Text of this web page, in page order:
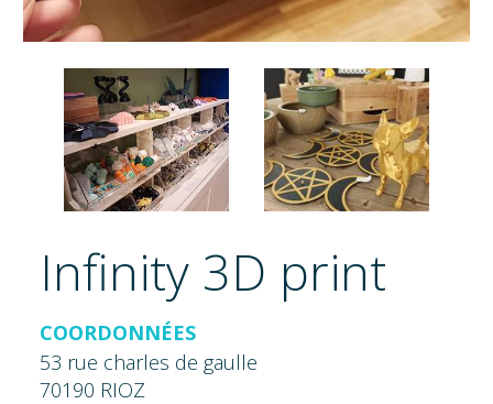
Infinity 3D print
COORDONNÉES
53 rue charles de gaulle
70190 RIOZ